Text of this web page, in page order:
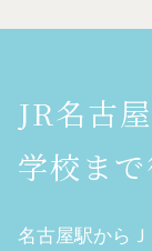
JR名古
学校ま
名古屋駅から